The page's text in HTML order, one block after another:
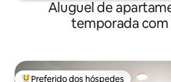
Aluguel de
temporada com
Preferido dos hóspedes